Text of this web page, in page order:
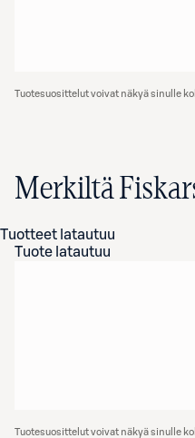
Tuotesuosittelut voivat näkyä sinulle
Merkiltä
Tuotteet latautuu
Tuote latautuu
Tuotesuosittelut voivat näkyä sinulle